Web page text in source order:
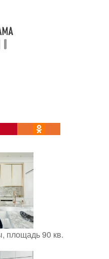
площадь 90 кв.